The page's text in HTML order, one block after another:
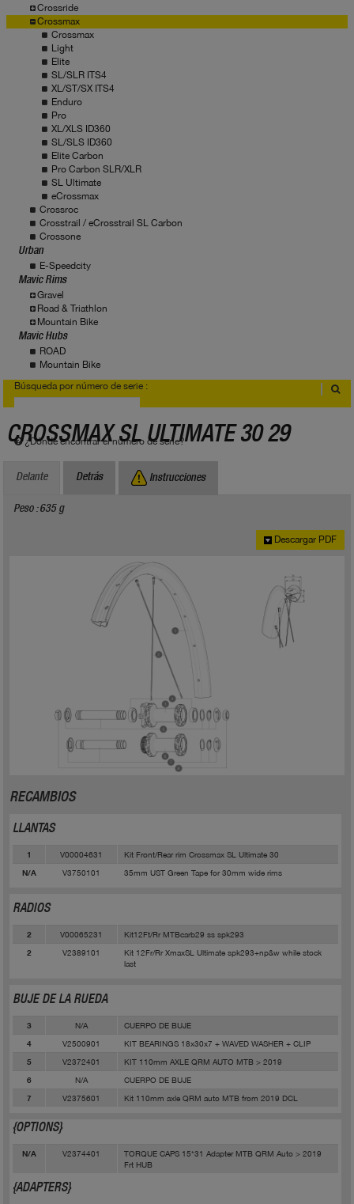
Crossride
Crossmax
Crossmax
Light
Elite
SL/SLR ITS4
XL/ST/SX ITS4
Enduro
Pro
XL/XLS ID360
SL/SLS ID360
Elite Carbon
Pro Carbon SLR/XLR
SL Ultimate
eCrossmax
Crossroc
Crosstrail / eCrosstrail SL Carbon
Crossone
Urban
E-Speedcity
Mavic Rims
Gravel
Road & Triathlon
Mountain Bike
Mavic Hubs
ROAD
Mountain Bike
Búsqueda por número de serie :
¿Dónde encontrar el número de serie?
CROSSMAX SL ULTIMATE 30 29
Delante Detrás Instrucciones
Peso : 635 g
Descargar PDF
RECAMBIOS
LLANTAS
1 V00004631 Kit Front/Rear rim Crossmax SL Ultimate 30
N/A V3750101 35mm UST Green Tape for 30mm wide rims
RADIOS
2 V00065231 Kit12Ft/Rr MTBcarb29 ss spk293
2 V2389101
Kit 12Fr/Rr XmaxSL Ultimate spk293+np&w while stock
last
BUJE DE LA RUEDA
3 N/A CUERPO DE BUJE
4 V2500901 KIT BEARINGS 18x30x7 + WAVED WASHER + CLIP
5 V2372401 KIT 110mm AXLE QRM AUTO MTB > 2019
6 N/A CUERPO DE BUJE
7 V2375601 Kit 110mm axle QRM auto MTB from 2019 DCL
{OPTIONS}
N/A V2374401
TORQUE CAPS 15*31 Adapter MTB QRM Auto > 2019
Frt HUB
{ADAPTERS}